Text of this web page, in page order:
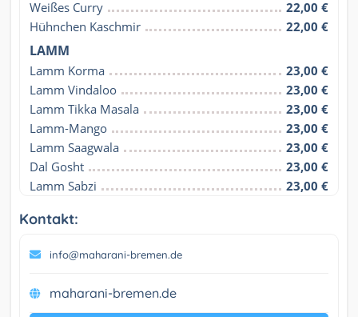
Weißes Curry
22,00 €
Hühnchen Kaschmir
22,00 €
LAMM
Lamm Korma
23,00 €
Lamm Vindaloo
23,00 €
Lamm Tikka Masala
23,00 €
Lamm-Mango
23,00 €
Lamm Saagwala
23,00 €
Dal Gosht
23,00 €
Lamm Sabzi
23,00 €
Kontakt:
info@maharani-bremen.de
maharani-bremen.de